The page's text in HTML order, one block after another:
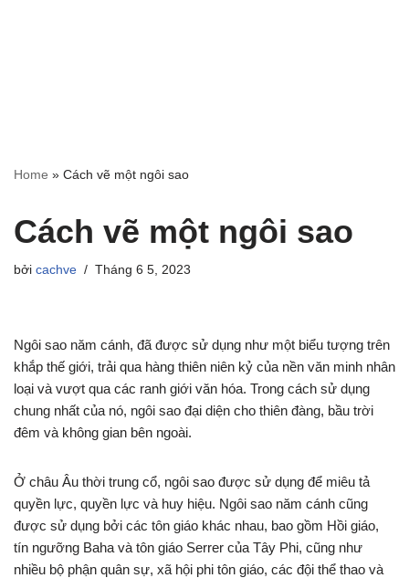
Home » Cách vẽ một ngôi sao
Cách vẽ một ngôi sao
bởi cachve Tháng 6 5, 2023
Ngôi sao năm cánh, đã được sử dụng như một biểu tượng trên
khắp thế giới, trải qua hàng thiên niên kỷ của nền văn minh nhân
loại và vượt qua các ranh giới văn hóa. Trong cách sử dụng
chung nhất của nó, ngôi sao đại diện cho thiên đàng, bầu trời
đêm và không gian bên ngoài.
Ở châu Âu thời trung cổ, ngôi sao được sử dụng để miêu tả
quyền lực, quyền lực và huy hiệu. Ngôi sao năm cánh cũng
được sử dụng bởi các tôn giáo khác nhau, bao gồm Hồi giáo,
tín ngưỡng Baha và tôn giáo Serrer của Tây Phi, cũng như
nhiều bộ phận quân sự, xã hội phi tôn giáo, các đội thể thao và